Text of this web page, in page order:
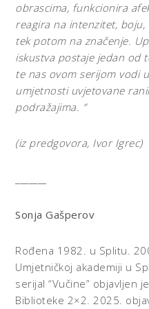
obrascima, funkcionira
reagira na intenzitet,
tek potom na značenje.
iskustva postaje jedan od
te nas ovom serijom vodi
umjetnosti uvjetovane
podražajima. ”
(iz predgovora, Ivor Igrec)
Sonja Gašperov
Rođena 1982. u Splitu.
Umjetničkoj akademiji u
serijal “Vučine” objavljen
Biblioteke 2×2. 2025.